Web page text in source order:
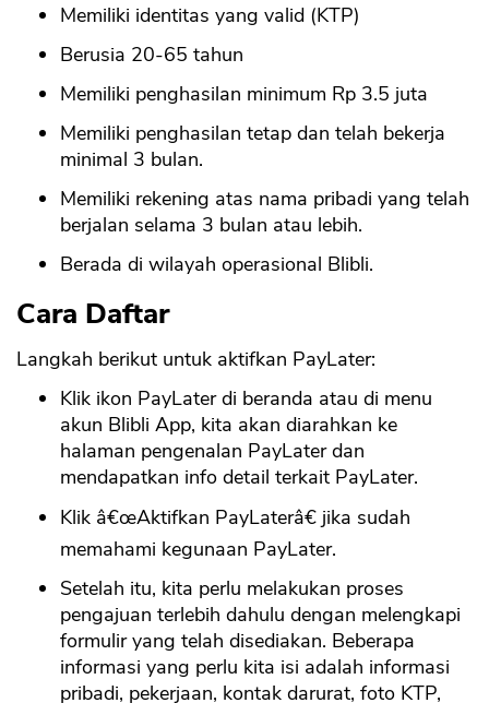
Memiliki identitas yang valid (KTP)
Berusia 20-65 tahun
Memiliki penghasilan minimum Rp 3.5 juta
Memiliki penghasilan tetap dan telah bekerja
minimal 3 bulan.
Memiliki rekening atas nama pribadi yang telah
berjalan selama 3 bulan atau lebih.
Berada di wilayah operasional Blibli.
Cara Daftar
Langkah berikut untuk aktifkan PayLater:
Klik ikon PayLater di beranda atau di menu
akun Blibli App, kita akan diarahkan ke
halaman pengenalan PayLater dan
mendapatkan info detail terkait PayLater.
Klik â€œAktifkan PayLaterâ€ jika sudah
memahami kegunaan PayLater.
Setelah itu, kita perlu melakukan proses
pengajuan terlebih dahulu dengan melengkapi
formulir yang telah disediakan. Beberapa
informasi yang perlu kita isi adalah informasi
pribadi, pekerjaan, kontak darurat, foto KTP,